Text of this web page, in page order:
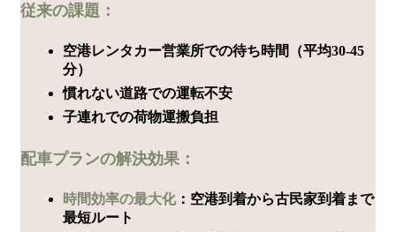
従来の課題：
空港レンタカー営業所での待ち時間（平均30-45
分）
慣れない道路での運転不安
子連れでの荷物運搬負担
配車プランの解決効果：
時間効率の最大化：空港到着から古民家到着まで
最短ルート